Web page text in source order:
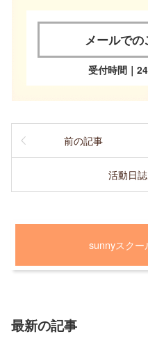
メールでの
受付時間｜
前の記事
活動日
sunnyスクー
最新の記事